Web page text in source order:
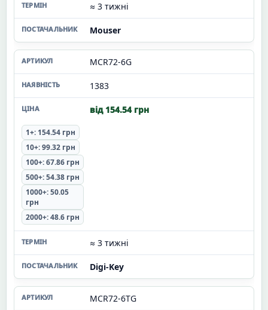
≈ 3 тижні
Mouser
MCR72-6G
1383
від 154.54 грн
1+: 154.54 грн
10+: 99.32 грн
100+: 67.86 грн
500+: 54.38 грн
1000+: 50.05
грн
2000+: 48.6 грн
≈ 3 тижні
Digi-Key
MCR72-6TG